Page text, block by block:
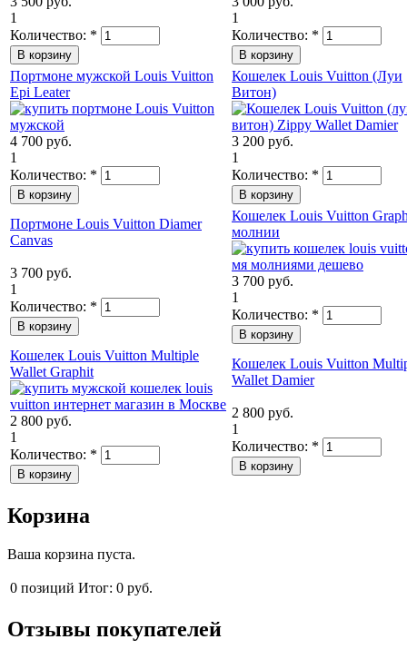
1
Количество: *
1
Количество: *
Портмоне мужской Louis Vuitton
Epi Leater
4 700 руб.
1
Количество: *
Кошелек Louis Vuitton (Луи
Витон)
3 200 руб.
1
Количество: *
Портмоне Louis Vuitton Diamer
Canvas
3 700 руб.
1
Количество: *
Кошелек Louis Vuitton
молнии
3 700 руб.
1
Количество: *
Кошелек Louis Vuitton Multiple
Wallet Graphit
2 800 руб.
1
Количество: *
Кошелек Louis Vuitton
Wallet Damier
2 800 руб.
1
Количество: *
Корзина
Ваша корзина пуста.
0 позиций Итог: 0 руб.
Отзывы покупателей